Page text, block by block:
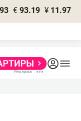
€ 93.19 ¥ 11.97